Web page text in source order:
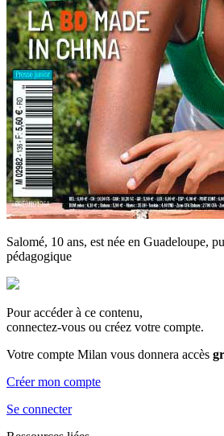
Salomé, 10 ans, est née en Guadeloupe,
pédagogique
Pour accéder à ce contenu,
connectez-vous ou créez votre compte.
Votre compte Milan vous donnera accès
Créer mon compte
Se connecter